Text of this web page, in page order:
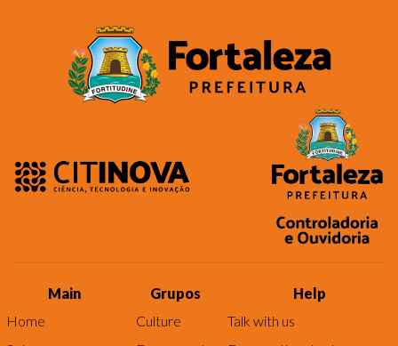
Main
Home
Grupos
Culture
Help
Talk with us